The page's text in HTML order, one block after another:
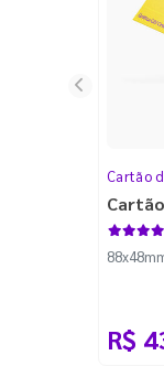
Cartão
R$